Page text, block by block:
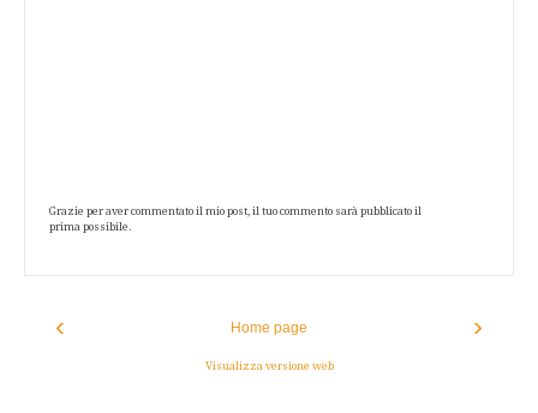
Grazie per aver commentato il mio post, il tuo commento sarà pubblicato il
prima possibile.
‹ ›
Home page
Visualizza versione web